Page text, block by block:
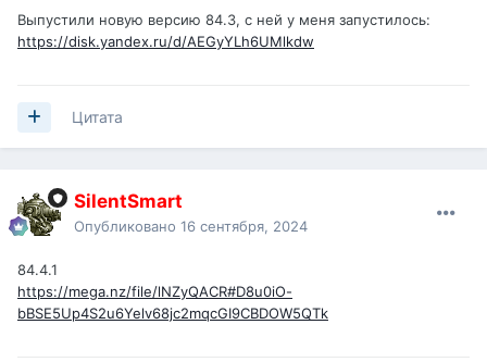
Выпустили новую версию 84.3, с ней у меня запустилось:
https://disk.yandex.ru/d/AEGyYLh6UMlkdw
Цитата
SilentSmart
Опубликовано 16 сентября, 2024
84.4.1
https://mega.nz/file/lNZyQACR#D8u0iO-
bBSE5Up4S2u6Yelv68jc2mqcGI9CBDOW5QTk